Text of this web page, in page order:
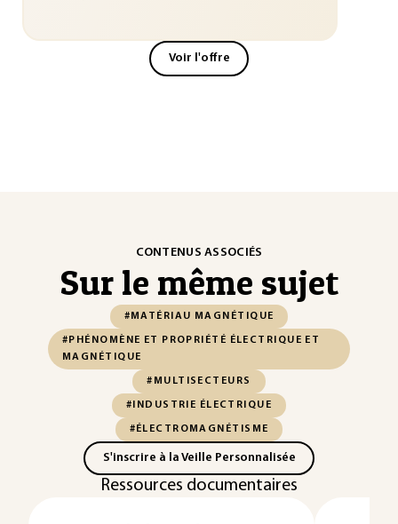
Voir l'offre
CONTENUS ASSOCIÉS
Sur le même sujet
#MATÉRIAU MAGNÉTIQUE
#PHÉNOMÈNE ET PROPRIÉTÉ ÉLECTRIQUE ET
MAGNÉTIQUE
#MULTISECTEURS
#INDUSTRIE ÉLECTRIQUE
#ÉLECTROMAGNÉTISME
S'inscrire à la Veille Personnalisée
Ressources documentaires